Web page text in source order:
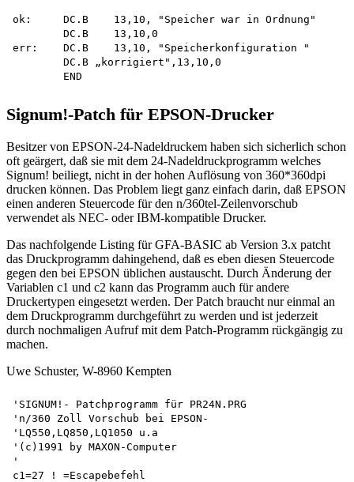
ok:     DC.B    13,10, "Speicher war in Ordnung"
        DC.B    13,10,0
err:    DC.B    13,10, "Speicherkonfiguration "
        DC.B „korrigiert",13,10,0
Signum!-Patch für EPSON-Drucker
Besitzer von EPSON-24-Nadeldruckem haben sich sicherlich schon
oft geärgert, daß sie mit dem 24-Nadeldruckprogramm welches
Signum! beiliegt, nicht in der hohen Auflösung von 360*360dpi
drucken können. Das Problem liegt ganz einfach darin, daß EPSON
einen anderen Steuercode für den n/360tel-Zeilenvorschub
verwendet als NEC- oder IBM-kompatible Drucker.
Das nachfolgende Listing für GFA-BASIC ab Version 3.x patcht
das Druckprogramm dahingehend, daß es eben diesen Steuercode
gegen den bei EPSON üblichen austauscht. Durch Änderung der
Variablen c1 und c2 kann das Programm auch für andere
Druckertypen eingesetzt werden. Der Patch braucht nur einmal an
dem Druckprogramm durchgeführt zu werden und ist jederzeit
durch nochmaligen Aufruf mit dem Patch-Programm rückgängig zu
machen.
Uwe Schuster, W-8960 Kempten
'SIGNUM!- Patchprogramm für PR24N.PRG
'n/360 Zoll Vorschub bei EPSON-
'LQ550,LQ850,LQ1050 u.a
'(c)1991 by MAXON-Computer
'
c1=27 ! =Escapebefehl